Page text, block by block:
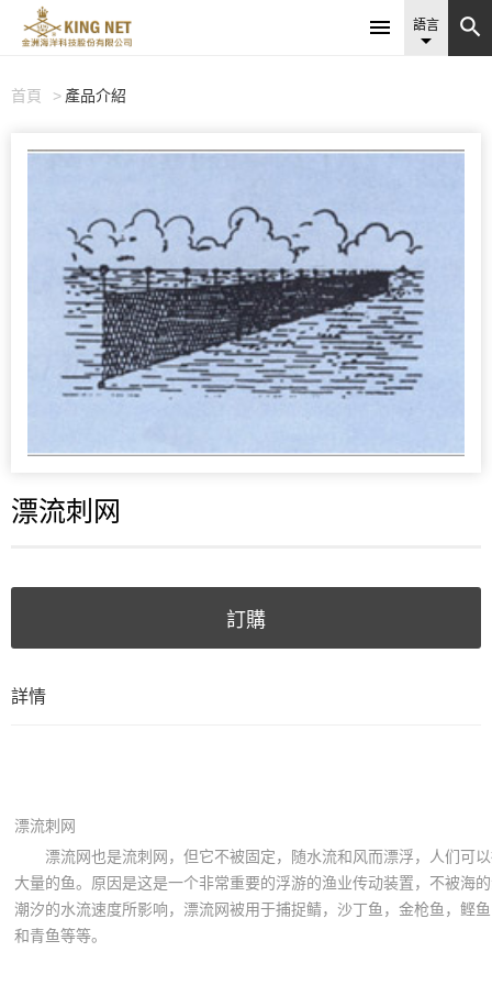
 語言
 
首頁 產品介紹
漂流刺网
訂購
詳情
漂流刺网
漂流网也是流刺网，但它不被固定，随水流和风而漂浮，人们可
大量的鱼。原因是这是一个非常重要的浮游的渔业传动装置，不被海
潮汐的水流速度所影响，漂流网被用于捕捉鲭，沙丁鱼，金枪鱼，鲣
和青鱼等等。